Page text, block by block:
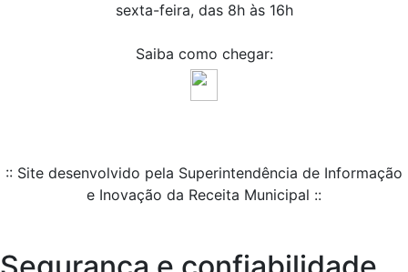
sexta-feira, das 8h às 16h
Saiba como chegar:
:: Site desenvolvido pela Superintendência de Informação
e Inovação da Receita Municipal ::